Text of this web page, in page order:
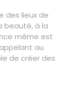
des lieux de
beauté, à la
même est
au
de créer des